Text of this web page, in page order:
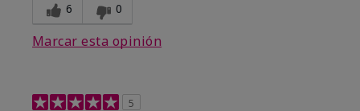
6 0
Marcar esta opinión
5